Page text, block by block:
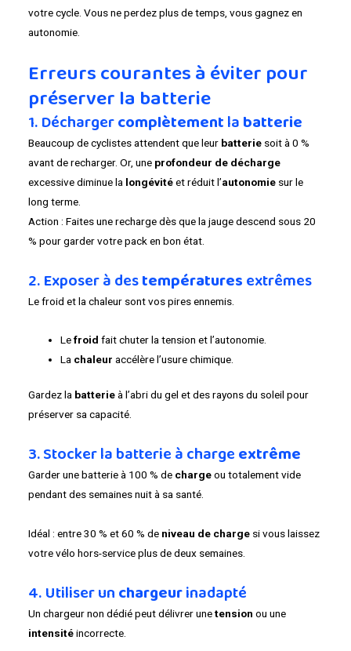
votre cycle. Vous ne perdez plus de temps, vous gagnez en
autonomie.
Erreurs courantes à éviter pour
préserver la batterie
1. Déchargercomplètementlabatterie
Beaucoup de cyclistes attendent que leur batteriesoit à 0 %
avant de recharger. Or, une profondeur de décharge
excessive diminue la longévitéet réduit l’autonomiesur le
long terme.
Action : Faites une recharge dès que la jauge descend sous 20
% pour garder votre pack en bon état.
2. Exposer à destempératuresextrêmes
Le froid et la chaleur sont vos pires ennemis.
Lefroid fait chuter la tension et l’autonomie.
La chaleur accélère l’usure chimique.
Gardez la batterieà l’abri du gel et des rayons du soleil pour
préserver sa capacité.
3. Stocker la batterie à chargeextrême
Garder une batterie à 100 % de chargeou totalement vide
pendant des semaines nuit à sa santé.
Idéal : entre 30 % et 60 % de niveau de chargesi vous laissez
votre vélo hors-service plus de deux semaines.
4. Utiliser unchargeurinadapté
Un chargeur non dédié peut délivrer unetension ou une
intensitéincorrecte.